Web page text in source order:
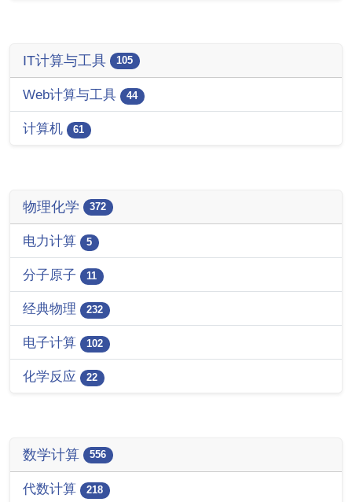
IT计算与工具 105
Web计算与工具 44
计算机 61
物理化学 372
电力计算 5
分子原子 11
经典物理 232
电子计算 102
化学反应 22
数学计算 556
代数计算 218